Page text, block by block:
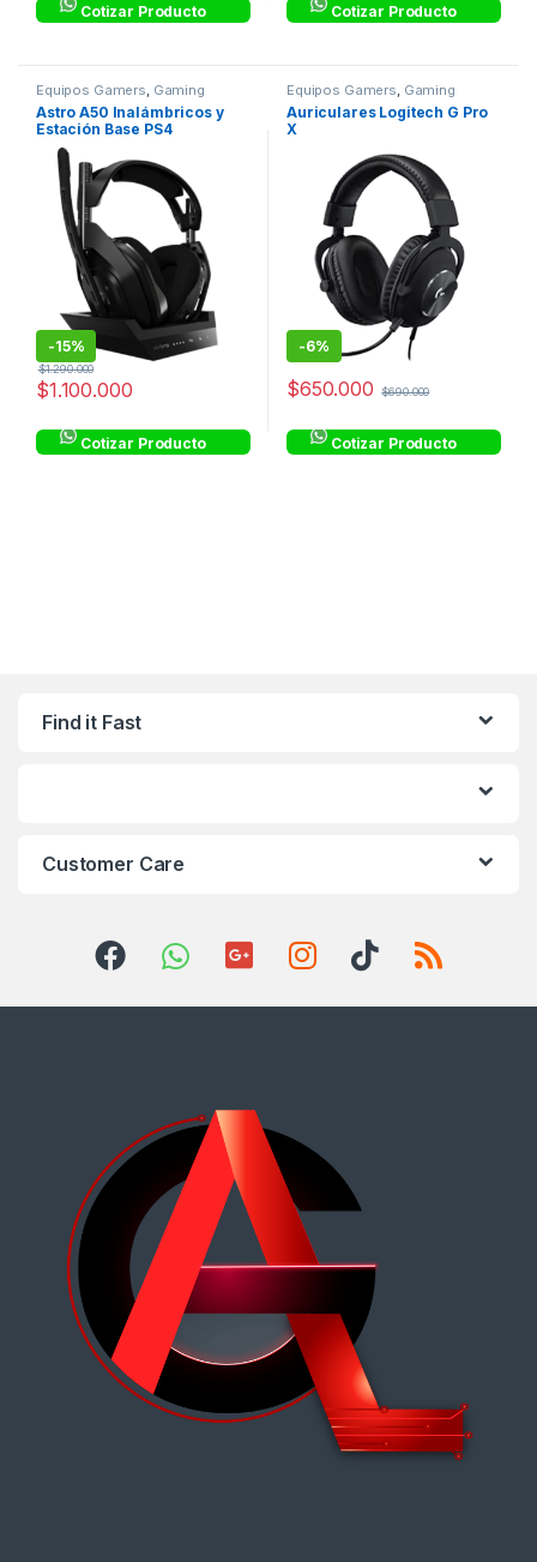
Cotizar Producto Cotizar Producto
Equipos Gamers, Gaming
Astro A50 Inalámbricos y
Estación Base PS4
-15%
$1.100.000
$1.290.000
Cotizar Producto
Equipos Gamers, Gaming
Auriculares Logitech G Pro
X
-6%
$650.000 $690.000
Cotizar Producto
Find it Fast
Customer Care